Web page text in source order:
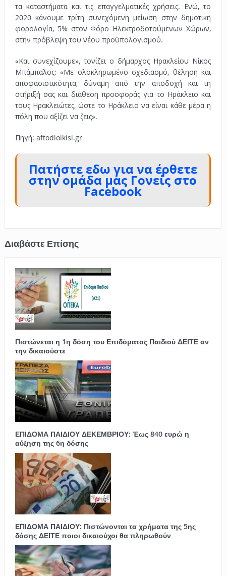
τα καταστήματα και τις επαγγελματικές χρήσεις. Ενώ, το
2020 κάνουμε τρίτη συνεχόμενη μείωση στην δημοτική
φορολογία, 5% στον Φόρο Ηλεκτροδοτούμενων Χώρων,
στην πρόβλεψη του νέου προϋπολογισμού.
«Και συνεχίζουμε», τονίζει ο δήμαρχος Ηρακλείου Νίκος
Μπάμπαλος: «Με ολοκληρωμένο σχεδιασμό, θέληση και
αποφασιστικότητα, δύναμη από την αποδοχή και τη
στήριξή σας και διάθεση προσφοράς για το Ηράκλειο και
τους Ηρακλειώτες, ώστε το Ηράκλειο να είναι κάθε μέρα η
πόλη που αξίζει να ζεις».
Πηγή: aftodioikisi.gr
Πατήστε εδω για να έρθετε
στην ομάδα μας Γονείς στο
Facebook
Πιστώνεται η 1η δόση του Επιδόματος Παιδιού ΔΕΙΤΕ αν
την δικαιούστε
ΕΠΙΔΟΜΑ ΠΑΙΔΙΟΥ ΔΕΚΕΜΒΡΙΟΥ: Έως 840 ευρώ η
αύξηση της 6η δόσης
ΕΠΙΔΟΜΑ ΠΑΙΔΙΟΥ: Πιστώνονται τα χρήματα της 5ης
δόσης ΔΕΙΤΕ ποιοι δικαιούχοι θα πληρωθούν